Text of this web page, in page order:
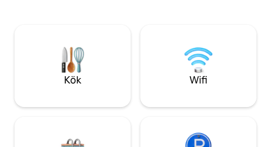
ligger inom en
och nära till båda
som vill resa och
Kök Wifi